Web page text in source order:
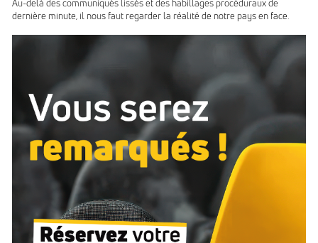
Au-delà des communiqués lissés et des habillages procéduraux de
dernière minute, il nous faut regarder la réalité de notre pays en face.